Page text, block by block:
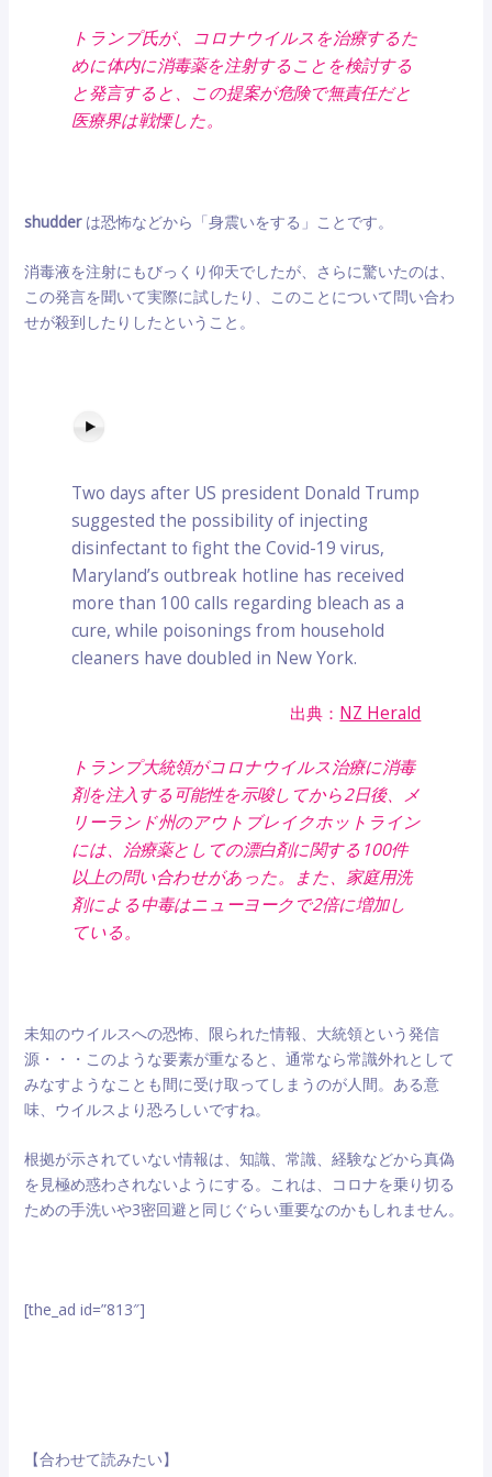
トランプ氏が、コロナウイルスを治療するた
めに体内に消毒薬を注射することを検討する
と発言すると、この提案が危険で無責任だと
医療界は戦慄した。
shudder は恐怖などから「身震いをする」ことです。
消毒液を注射にもびっくり仰天でしたが、さらに驚いたのは、
この発言を聞いて実際に試したり、このことについて問い合わ
せが殺到したりしたということ。
Two days after US president Donald Trump
suggested the possibility of injecting
disinfectant to fight the Covid-19 virus,
Maryland’s outbreak hotline has received
more than 100 calls regarding bleach as a
cure, while poisonings from household
cleaners have doubled in New York.
出典： NZ Herald
トランプ大統領がコロナウイルス治療に消毒
剤を注入する可能性を示唆してから2日後、メ
リーランド州のアウトブレイクホットライン
には、治療薬としての漂白剤に関する100件
以上の問い合わせがあった。また、家庭用洗
剤による中毒はニューヨークで2倍に増加し
ている。
未知のウイルスへの恐怖、限られた情報、大統領という発信
源・・・このような要素が重なると、通常なら常識外れとして
みなすようなことも間に受け取ってしまうのが人間。ある意
味、ウイルスより恐ろしいですね。
根拠が示されていない情報は、知識、常識、経験などから真偽
を見極め惑わされないようにする。これは、コロナを乗り切る
ための手洗いや3密回避と同じぐらい重要なのかもしれません。
[the_ad id=”813″]
【合わせて読みたい】